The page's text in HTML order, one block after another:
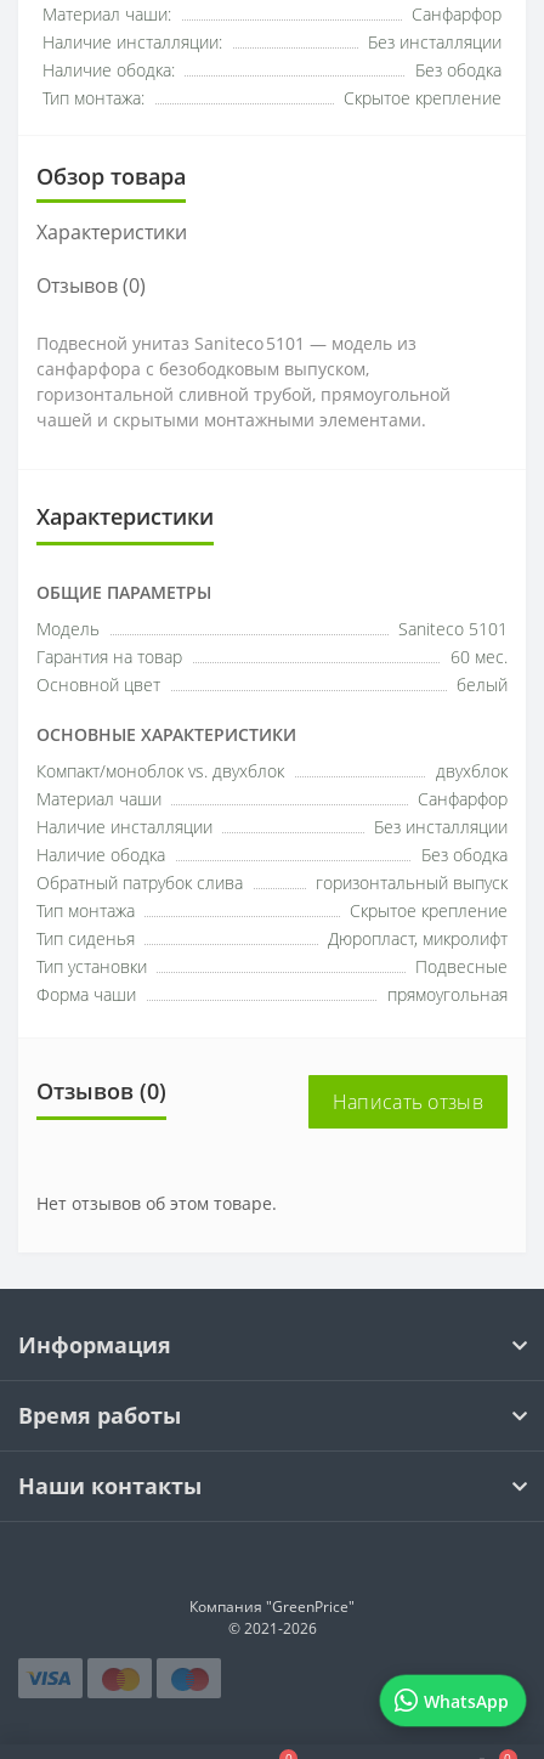
Материал чаши:
Санфарфор
Наличие инсталляции:
Без инсталляции
Наличие ободка:
Без ободка
Тип монтажа:
Скрытое крепление
Обзор товара
Характеристики
Отзывов (0)
Подвесной унитаз Saniteco 5101 — модель из
санфарфора с безободковым выпуском,
горизонтальной сливной трубой, прямоугольной
чашей и скрытыми монтажными элементами.
Характеристики
ОБЩИЕ ПАРАМЕТРЫ
Модель
Saniteco 5101
Гарантия на товар
60 мес.
Основной цвет
белый
ОСНОВНЫЕ ХАРАКТЕРИСТИКИ
Компакт/моноблок vs. двухблок
двухблок
Материал чаши
Санфарфор
Наличие инсталляции
Без инсталляции
Наличие ободка
Без ободка
Обратный патрубок слива
горизонтальный выпуск
Тип монтажа
Скрытое крепление
Тип сиденья
Дюропласт, микролифт
Тип установки
Подвесные
Форма чаши
прямоугольная
Отзывов (0) Написать отзыв
Нет отзывов об этом товаре.
WhatsApp
Информация
Время работы
Наши контакты
Компания "GreenPrice"
© 2021-2026